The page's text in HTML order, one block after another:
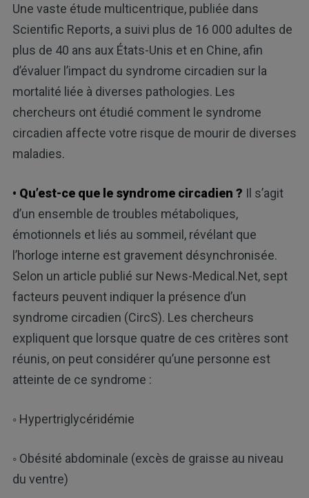
Une vaste étude multicentrique, publiée dans
Scientific Reports, a suivi plus de 16 000 adultes de
plus de 40 ans aux États-Unis et en Chine, afin
d’évaluer l’impact du syndrome circadien sur la
mortalité liée à diverses pathologies. Les
chercheurs ont étudié comment le syndrome
circadien affecte votre risque de mourir de diverses
maladies.
• Qu’est-ce que le syndrome circadien ? Il s’agit
d’un ensemble de troubles métaboliques,
émotionnels et liés au sommeil, révélant que
l’horloge interne est gravement désynchronisée.
Selon un article publié sur News-Medical.Net, sept
facteurs peuvent indiquer la présence d’un
syndrome circadien (CircS). Les chercheurs
expliquent que lorsque quatre de ces critères sont
réunis, on peut considérer qu’une personne est
atteinte de ce syndrome :
◦ Hypertriglycéridémie
◦ Obésité abdominale (excès de graisse au niveau
du ventre)